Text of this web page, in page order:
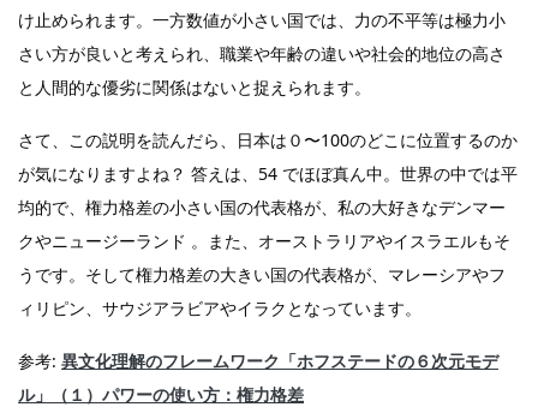
け止められます。一方数値が小さい国では、力の不平等は極力小
さい方が良いと考えられ、職業や年齢の違いや社会的地位の高さ
と人間的な優劣に関係はないと捉えられます。
さて、この説明を読んだら、日本は０〜100のどこに位置するのか
が気になりますよね？ 答えは、54 でほぼ真ん中。世界の中では平
均的で、権力格差の小さい国の代表格が、私の大好きなデンマー
クやニュージーランド 。また、オーストラリアやイスラエルもそ
うです。そして権力格差の大きい国の代表格が、マレーシアやフ
ィリピン、サウジアラビアやイラクとなっています。
参考: 異文化理解のフレームワーク「ホフステードの６次元モデ
ル」（１）パワーの使い方：権力格差